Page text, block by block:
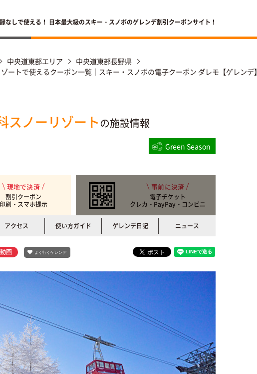
なしで使える！ 日本最大級のスキー・スノボのゲレンデ割引クーポンサイト！
中央道東部エリア
中央道東部長野県
ートで使えるクーポン一覧｜スキー・スノボの電子クーポン ダレモ【ゲレンデ】
スノーリゾートの施設情報
Green Season
現地で決済
割引クーポン
印刷・スマホ提示
事前に決済
電子チケット
クレカ・PayPay・コンビニ
アクセス 使い方ガイド ゲレンデ日記 ニュース
画 よく行くゲレンデ